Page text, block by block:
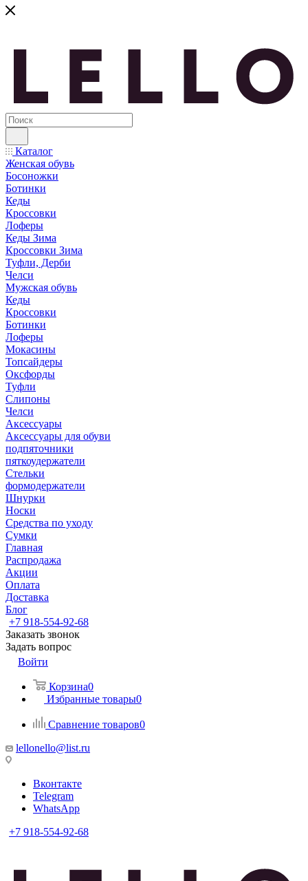
Каталог
Женская обувь
Босоножки
Ботинки
Кеды
Кроссовки
Лоферы
Кеды Зима
Кроссовки Зима
Туфли, Дерби
Челси
Мужская обувь
Кеды
Кроссовки
Ботинки
Лоферы
Мокасины
Топсайдеры
Оксфорды
Туфли
Слипоны
Челси
Аксессуары
Аксессуары для обуви
подпяточники
пяткоудержатели
Стельки
формодержатели
Шнурки
Носки
Средства по уходу
Сумки
Главная
Распродажа
Акции
Оплата
Доставка
Блог
+7 918-554-92-68
Заказать звонок
Задать вопрос
Войти
Корзина0
Избранные товары0
Сравнение товаров0
lellonello@list.ru
Вконтакте
Telegram
WhatsApp
+7 918-554-92-68